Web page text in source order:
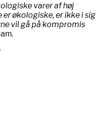
varer af høj
økologiske, er ikke i sig
vil gå på kompromis